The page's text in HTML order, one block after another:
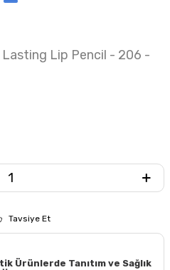
Lip Pencil - 206 -
Tavsiye Et
Ürünlerde Tanıtım ve Sağlık